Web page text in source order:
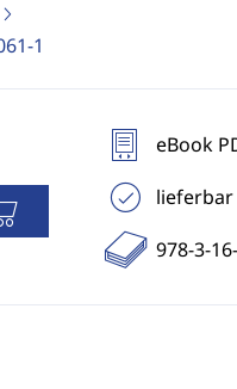
1
eBook
lieferbar
978-3-